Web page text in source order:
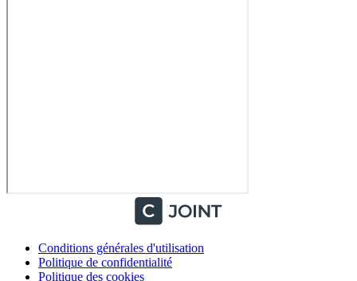
Conditions générales d'utilisation
Politique de confidentialité
Politique des cookies